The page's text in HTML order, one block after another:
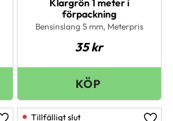
Klargrön 1 meter i
förpackning
Bensinslang 5 mm, Meterpris
35kr